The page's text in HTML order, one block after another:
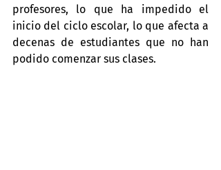
profesores, lo que ha impedido el
inicio del ciclo escolar, lo que afecta a
decenas de estudiantes que no han
podido comenzar sus clases.